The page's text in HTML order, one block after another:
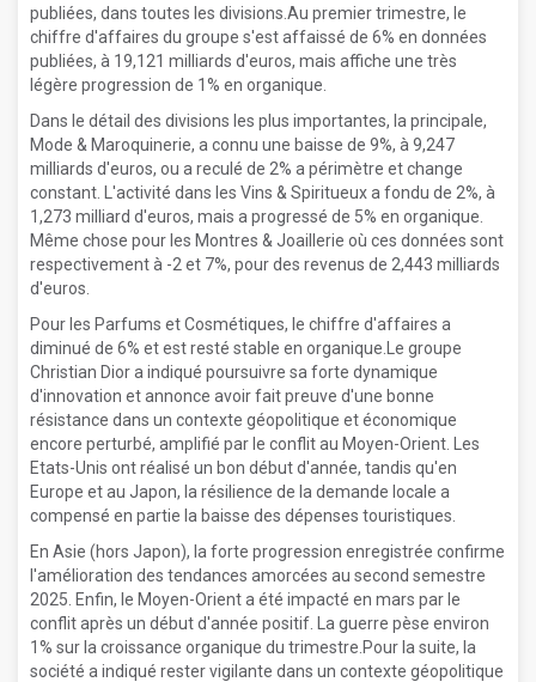
publiées, dans toutes les divisions.Au premier trimestre, le
chiffre d'affaires du groupe s'est affaissé de 6% en données
publiées, à 19,121 milliards d'euros, mais affiche une très
légère progression de 1% en organique.
Dans le détail des divisions les plus importantes, la principale,
Mode & Maroquinerie, a connu une baisse de 9%, à 9,247
milliards d'euros, ou a reculé de 2% a périmètre et change
constant. L'activité dans les Vins & Spiritueux a fondu de 2%, à
1,273 milliard d'euros, mais a progressé de 5% en organique.
Même chose pour les Montres & Joaillerie où ces données sont
respectivement à -2 et 7%, pour des revenus de 2,443 milliards
d'euros.
Pour les Parfums et Cosmétiques, le chiffre d'affaires a
diminué de 6% et est resté stable en organique.Le groupe
Christian Dior a indiqué poursuivre sa forte dynamique
d'innovation et annonce avoir fait preuve d'une bonne
résistance dans un contexte géopolitique et économique
encore perturbé, amplifié par le conflit au Moyen-Orient. Les
Etats-Unis ont réalisé un bon début d'année, tandis qu'en
Europe et au Japon, la résilience de la demande locale a
compensé en partie la baisse des dépenses touristiques.
En Asie (hors Japon), la forte progression enregistrée confirme
l'amélioration des tendances amorcées au second semestre
2025. Enfin, le Moyen-Orient a été impacté en mars par le
conflit après un début d'année positif. La guerre pèse environ
1% sur la croissance organique du trimestre.Pour la suite, la
société a indiqué rester vigilante dans un contexte géopolitique